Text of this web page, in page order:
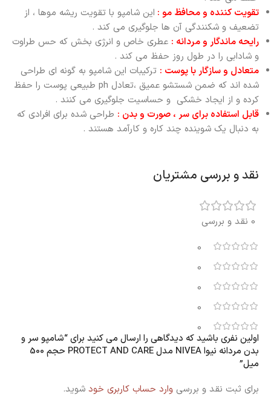
تقویت کننده و محافظ مو : این شامپو با تقویت ریشه موها ، از
تضعیف و شکنندگی آن ها جلوگیری می کند .
رایحه ماندگار و مردانه : عطری خاص و انرژی بخش که حس طراوت
و شادابی را در طول روز حفظ می کند .
متعادل و سازگار با پوست : ترکیبات این شامپو به گونه ای طراحی
شده اند که ضمن شستشو عمیق ،تعادل ph طبیعی پوست را حفظ
کرده و از ایجاد خشکی و حساسیت جلوگیری می کنند .
قابل استفاده برای سر ، صورت و بدن : طراحی شده برای افرادی که
به دنبال یک شوینده چند کاره و کارآمد هستند .
نقد و بررسی مشتریان
0 نقد و بررسی
0
0
0
0
0
اولین نفری باشید که دیدگاهی را ارسال می کنید برای “شامپو سر و
بدن مردانه نیوا NIVEA مدل PROTECT AND CARE حجم 500
میل”
برای ثبت نقد و بررسی وارد حساب کاربری خود شوید.